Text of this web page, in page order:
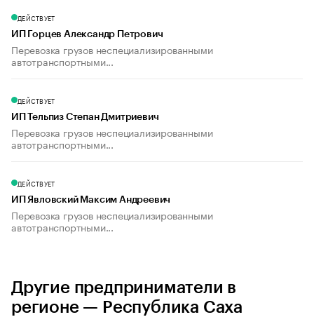
ДЕЙСТВУЕТ
ИП Горцев Александр Петрович
Перевозка грузов неспециализированными
автотранспортными...
ДЕЙСТВУЕТ
ИП Тельпиз Степан Дмитриевич
Перевозка грузов неспециализированными
автотранспортными...
ДЕЙСТВУЕТ
ИП Явловский Максим Андреевич
Перевозка грузов неспециализированными
автотранспортными...
Другие предприниматели в
регионе — Республика Саха